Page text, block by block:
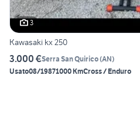
3
Kawasaki kx 250
3.000 €Serra San Quirico(AN)
Usato08/19871000 KmCross / Enduro